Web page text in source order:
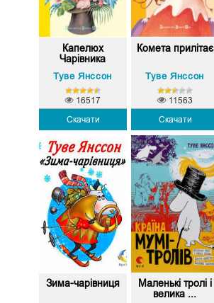
Капелюх
Чарівника
Туве Янссон
Скачати
16517
Комета прилітає
Туве Янссон
Скачати
11563
Зима-чарівниця
Маленькі тролі і
велика ...